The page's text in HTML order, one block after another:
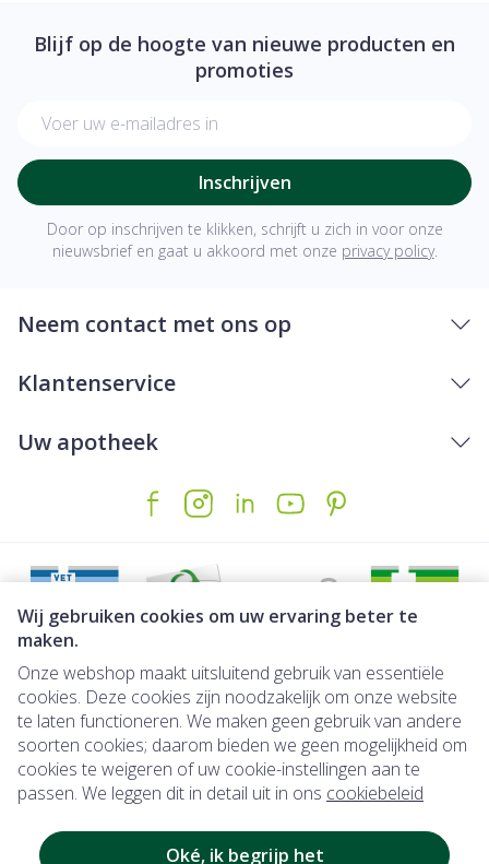
Wij gebruiken cookies om uw ervaring beter te
maken.
Onze webshop maakt uitsluitend gebruik van essentiële
cookies. Deze cookies zijn noodzakelijk om onze website
te laten functioneren. We maken geen gebruik van andere
soorten cookies; daarom bieden we geen mogelijkheid om
cookies te weigeren of uw cookie-instellingen aan te
passen. We leggen dit in detail uit in ons cookiebeleid
Oké, ik begrijp het
Blijf op de hoogte van nieuwe producten en
promoties
Inschrijven
Door op inschrijven te klikken, schrijft u zich in voor onze
nieuwsbrief en gaat u akkoord met onze privacy policy.
Neem contact met ons op
Klantenservice
Uw apotheek
Juridische links
Onmiddellijk beschikbaar: direct af
Onmiddellijk beschikbaar : direct af te ha